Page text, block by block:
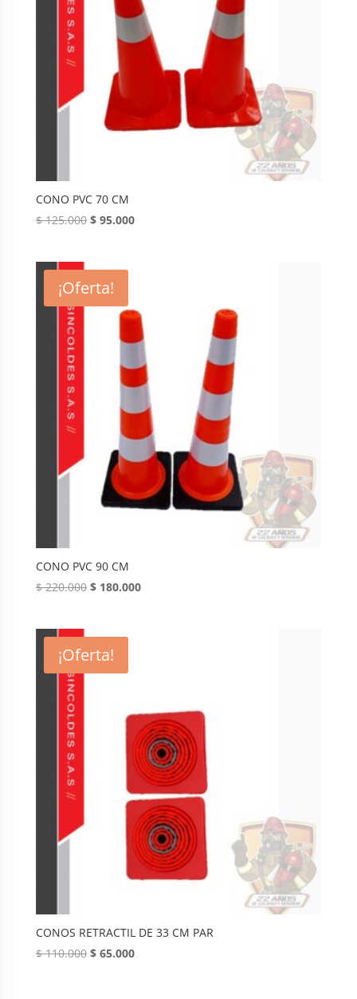
CONO PVC 70 CM
$125.000 Original
$ 125.000.
$95.000Current
¡Oferta!
CONO PVC 90 CM
$220.000 Original
$ 220.000.
$180.000Current
¡Oferta!
CONOS RETRACTIL DE 33 CM PAR
$110.000 Original
$65.000Current